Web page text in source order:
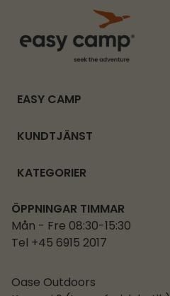
EASY CAMP
KUNDTJÄNST
KATEGORIER
ÖPPNINGAR TIMMAR
Mån - Fre 08:30-15:30
Tel +45 6915 2017
Oase Outdoors